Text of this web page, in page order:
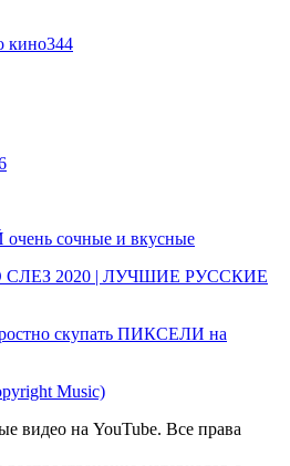
кино344
сочные и вкусные
2020 | ЛУЧШИЕ РУССКИЕ
скупать ПИКСЕЛИ на
Music)
видео на YouTube. Все права